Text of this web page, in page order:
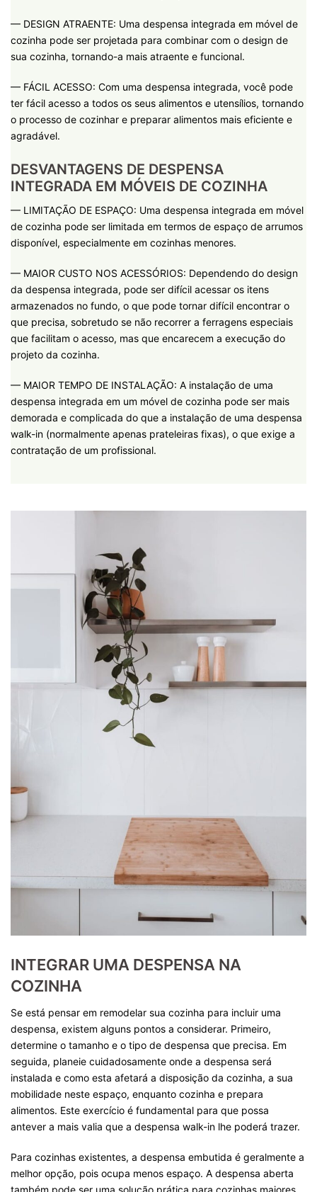
— DESIGN ATRAENTE: Uma despensa integrada em móvel de
cozinha pode ser projetada para combinar com o design de
sua cozinha, tornando-a mais atraente e funcional.
— FÁCIL ACESSO: Com uma despensa integrada, você pode
ter fácil acesso a todos os seus alimentos e utensílios, tornando
o processo de cozinhar e preparar alimentos mais eficiente e
agradável.
DESVANTAGENS DE DESPENSA
INTEGRADA EM MÓVEIS DE COZINHA
— LIMITAÇÃO DE ESPAÇO: Uma despensa integrada em móvel
de cozinha pode ser limitada em termos de espaço de arrumos
disponível, especialmente em cozinhas menores.
— MAIOR CUSTO NOS ACESSÓRIOS: Dependendo do design
da despensa integrada, pode ser difícil acessar os itens
armazenados no fundo, o que pode tornar difícil encontrar o
que precisa, sobretudo se não recorrer a ferragens especiais
que facilitam o acesso, mas que encarecem a execução do
projeto da cozinha.
— MAIOR TEMPO DE INSTALAÇÃO: A instalação de uma
despensa integrada em um móvel de cozinha pode ser mais
demorada e complicada do que a instalação de uma despensa
walk-in (normalmente apenas prateleiras fixas), o que exige a
contratação de um profissional.
INTEGRAR UMA DESPENSA NA
COZINHA
Se está pensar em remodelar sua cozinha para incluir uma
despensa, existem alguns pontos a considerar. Primeiro,
determine o tamanho e o tipo de despensa que precisa. Em
seguida, planeie cuidadosamente onde a despensa será
instalada e como esta afetará a disposição da cozinha, a sua
mobilidade neste espaço, enquanto cozinha e prepara
alimentos. Este exercício é fundamental para que possa
antever a mais valia que a despensa walk-in lhe poderá trazer.
Para cozinhas existentes, a despensa embutida é geralmente a
melhor opção, pois ocupa menos espaço. A despensa aberta